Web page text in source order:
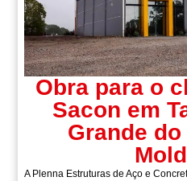
Obra para o
Sacon em
Grande
A Plenna Estruturas de Aço e